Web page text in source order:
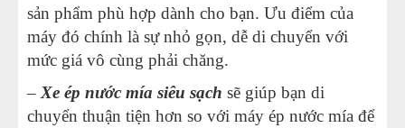
sản phẩm phù hợp dành cho bạn. Ưu điểm của
máy đó chính là sự nhỏ gọn, dễ di chuyển với
mức giá vô cùng phải chăng.
– Xe ép nước mía siêu sạch sẽ giúp bạn di
chuyển thuận tiện hơn so với máy ép nước mía để